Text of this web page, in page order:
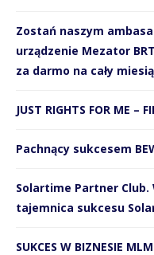
Zostań naszym
urządzenie Mezator
za darmo na cały
JUST RIGHTS FOR ME –
Pachnący sukcesem
Solartime Partner Club.
tajemnica sukcesu
SUKCES W BIZNESIE